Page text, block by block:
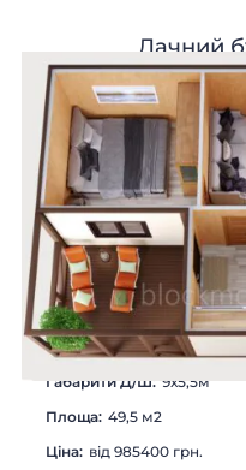
Дачний
Габарити Д/Ш: 9х5,5м
Площа: 49,5 м2
Цiна: вiд 985400 грн.